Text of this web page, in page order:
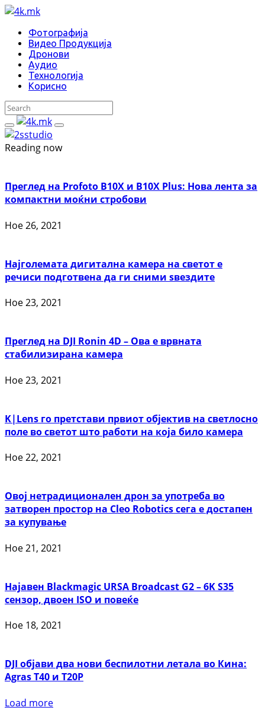
Фотографија
Видео Продукција
Дронови
Аудио
Технологија
Корисно
Reading now
Преглед на Profoto B10X и B10X Plus: Нова лента за
компактни моќни стробови
Ное 26, 2021
Најголемата дигитална камера на светот е
речиси подготвена да ги сними ѕвездите
Ное 23, 2021
Преглед на DJI Ronin 4D – Ова е врвната
стабилизирана камера
Ное 23, 2021
K|Lens го претстави првиот објектив на светлосно
поле во светот што работи на која било камера
Ное 22, 2021
Овој нетрадиционален дрон за употреба во
затворен простор на Cleo Robotics сега е достапен
за купување
Ное 21, 2021
Најавен Blackmagic URSA Broadcast G2 – 6K S35
сензор, двоен ISO и повеќе
Ное 18, 2021
DJI објави два нови беспилотни летала во Кина:
Agras T40 и T20P
Load more